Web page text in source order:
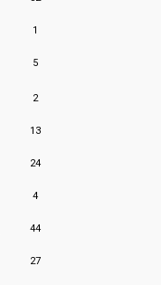
1
5
2
13
24
4
44
27